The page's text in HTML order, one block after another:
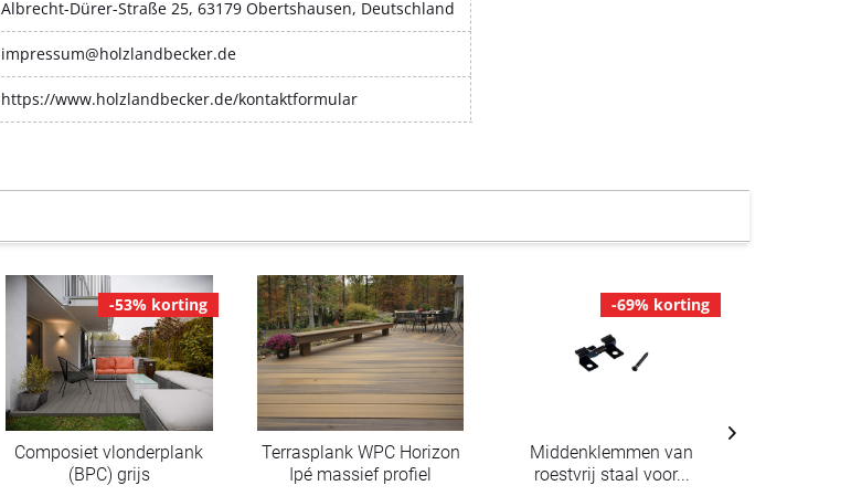
Albrecht-Dürer-Straße 25, 63179 Obertshausen, Deutschland
impressum@holzlandbecker.de
https://www.holzlandbecker.de/kontaktformular
-53% korting
Composiet vlonderplank
(BPC) grijs
Terrasplank WPC Horizon
Ipé massief profiel
-69% korting
Middenklemmen van
roestvrij staal voor...